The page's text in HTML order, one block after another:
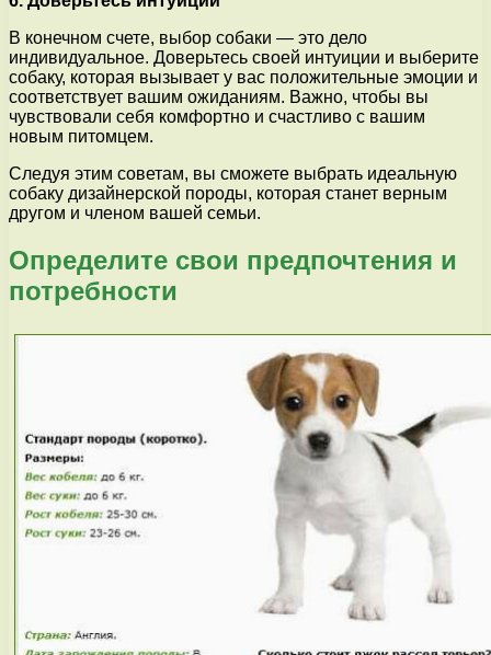
В конечном счете, выбор собаки — это дело
индивидуальное. Доверьтесь своей интуиции и выберите
собаку, которая вызывает у вас положительные эмоции и
соответствует вашим ожиданиям. Важно, чтобы вы
чувствовали себя комфортно и счастливо с вашим
новым питомцем.
Следуя этим советам, вы сможете выбрать идеальную
собаку дизайнерской породы, которая станет верным
другом и членом вашей семьи.
Определите свои предпочтения и
потребности